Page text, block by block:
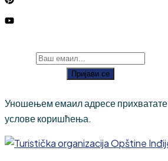
Пријави се
Уношењем емаил адресе прихватате
услове коришћења.